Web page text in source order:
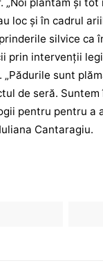
loc și în cadrul
silvice
prin intervenții
sunt
de seră.
pentru pentru a
Cantaragiu.